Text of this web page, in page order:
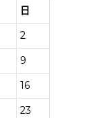
日
2
9
16
23